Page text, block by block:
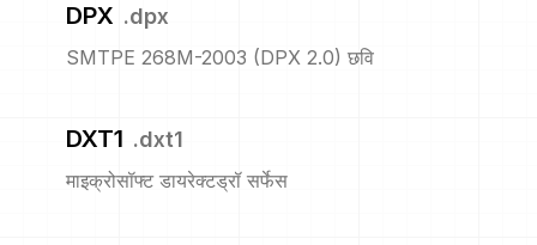
DPX .dpx
SMTPE 268M-2003 (DPX 2.0) छवि
DXT1 .dxt1
माइक्रोसॉफ्ट डायरेक्टड्रॉ सर्फेस